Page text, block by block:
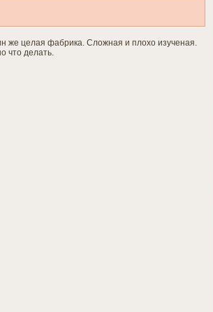
же целая фабрика. Сложная и плохо изученая.
что делать.